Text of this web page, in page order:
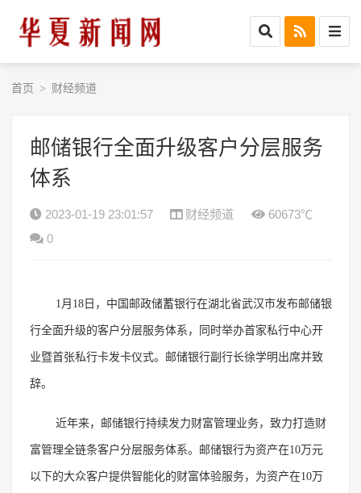
首页 > 财经频道
邮储银行全面升级客户分层服务
体系
2023-01-19 23:01:57 财经频道
60673℃
0
1月18日，中国邮政储蓄银行在湖北省武汉市发布邮储银
行全面升级的客户分层服务体系，同时举办首家私行中心开
业暨首张私行卡发卡仪式。邮储银行副行长徐学明出席并致
辞。
近年来，邮储银行持续发力财富管理业务，致力打造财
富管理全链条客户分层服务体系。邮储银行为资产在10万元
以下的大众客户提供智能化的财富体验服务，为资产在10万